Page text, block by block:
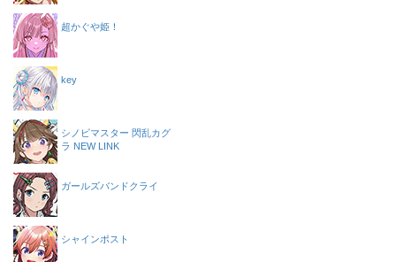
超かぐや姫！
key
シノビマスター 閃乱カグ
ラ NEW LINK
ガールズバンドクライ
シャインポスト